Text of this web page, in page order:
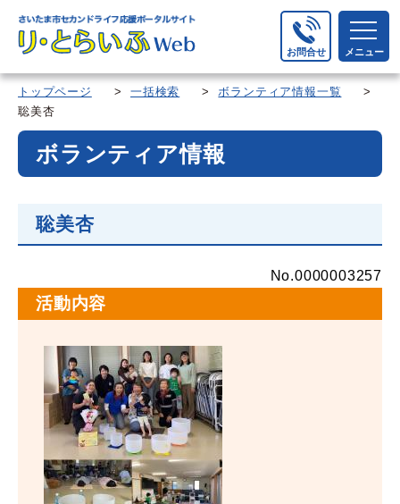
お問合せ メニュー
トップページ >一括検索 >ボランティア情報一覧
>
聡美杏
ボランティア情報
聡美杏
No.0000003257
活動内容